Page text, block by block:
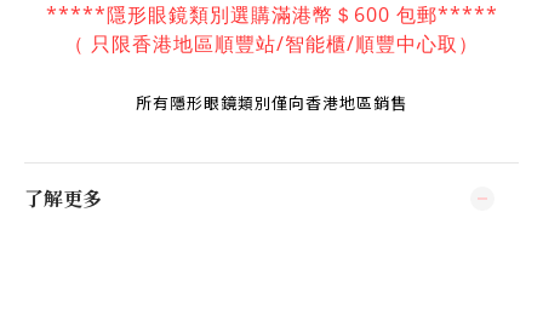
*****隱形眼鏡類別選購滿港幣＄600 包郵*****
（ 只限香港地區順豐站/智能櫃/順豐中心取）
所有隱形眼鏡類別僅向香港地區銷售
了解更多